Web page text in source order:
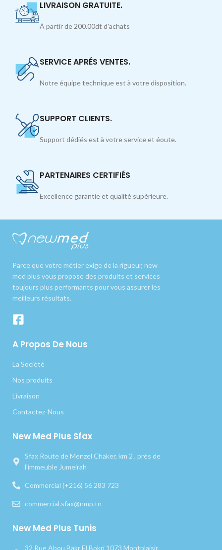
LIVRAISON GRATUITE.
À partir de 200.00dt d'achats
SERVICE APRÉS VENTES.
Notre équipe technique est à votre disposition.
SUPPORT CLIENTS.
Support dédiés est à votre service et éoute.
PARTENAIRES CERTIFIÉS
Excellence garantie et qualité supérieure.
Parce que votre métier exige de la rigueur, new
med plus vous propose des produits et services
toujours plus performants pour vous assurer les
meilleurs résultats.
A Propos De Nous
La Société
Nos produits
Livraison
Contactez-Nous
New Med Plus Sfax
Sfax Route de Menzel Chaker, km 2 , près de
l’immeuble Jumeirah
Commercial (+216) 56 283 723
commercial.sfax@nmp.tn
New Med Plus Tunis
32 Rue Abou Bakr El Bokri 1073 Montplaisir,